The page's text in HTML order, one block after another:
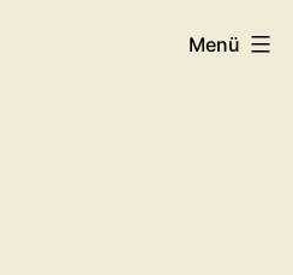
Menü